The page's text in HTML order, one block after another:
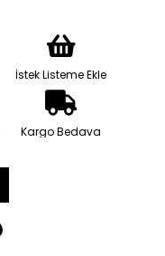
İstek Listeme Ekle
Kargo Bedava